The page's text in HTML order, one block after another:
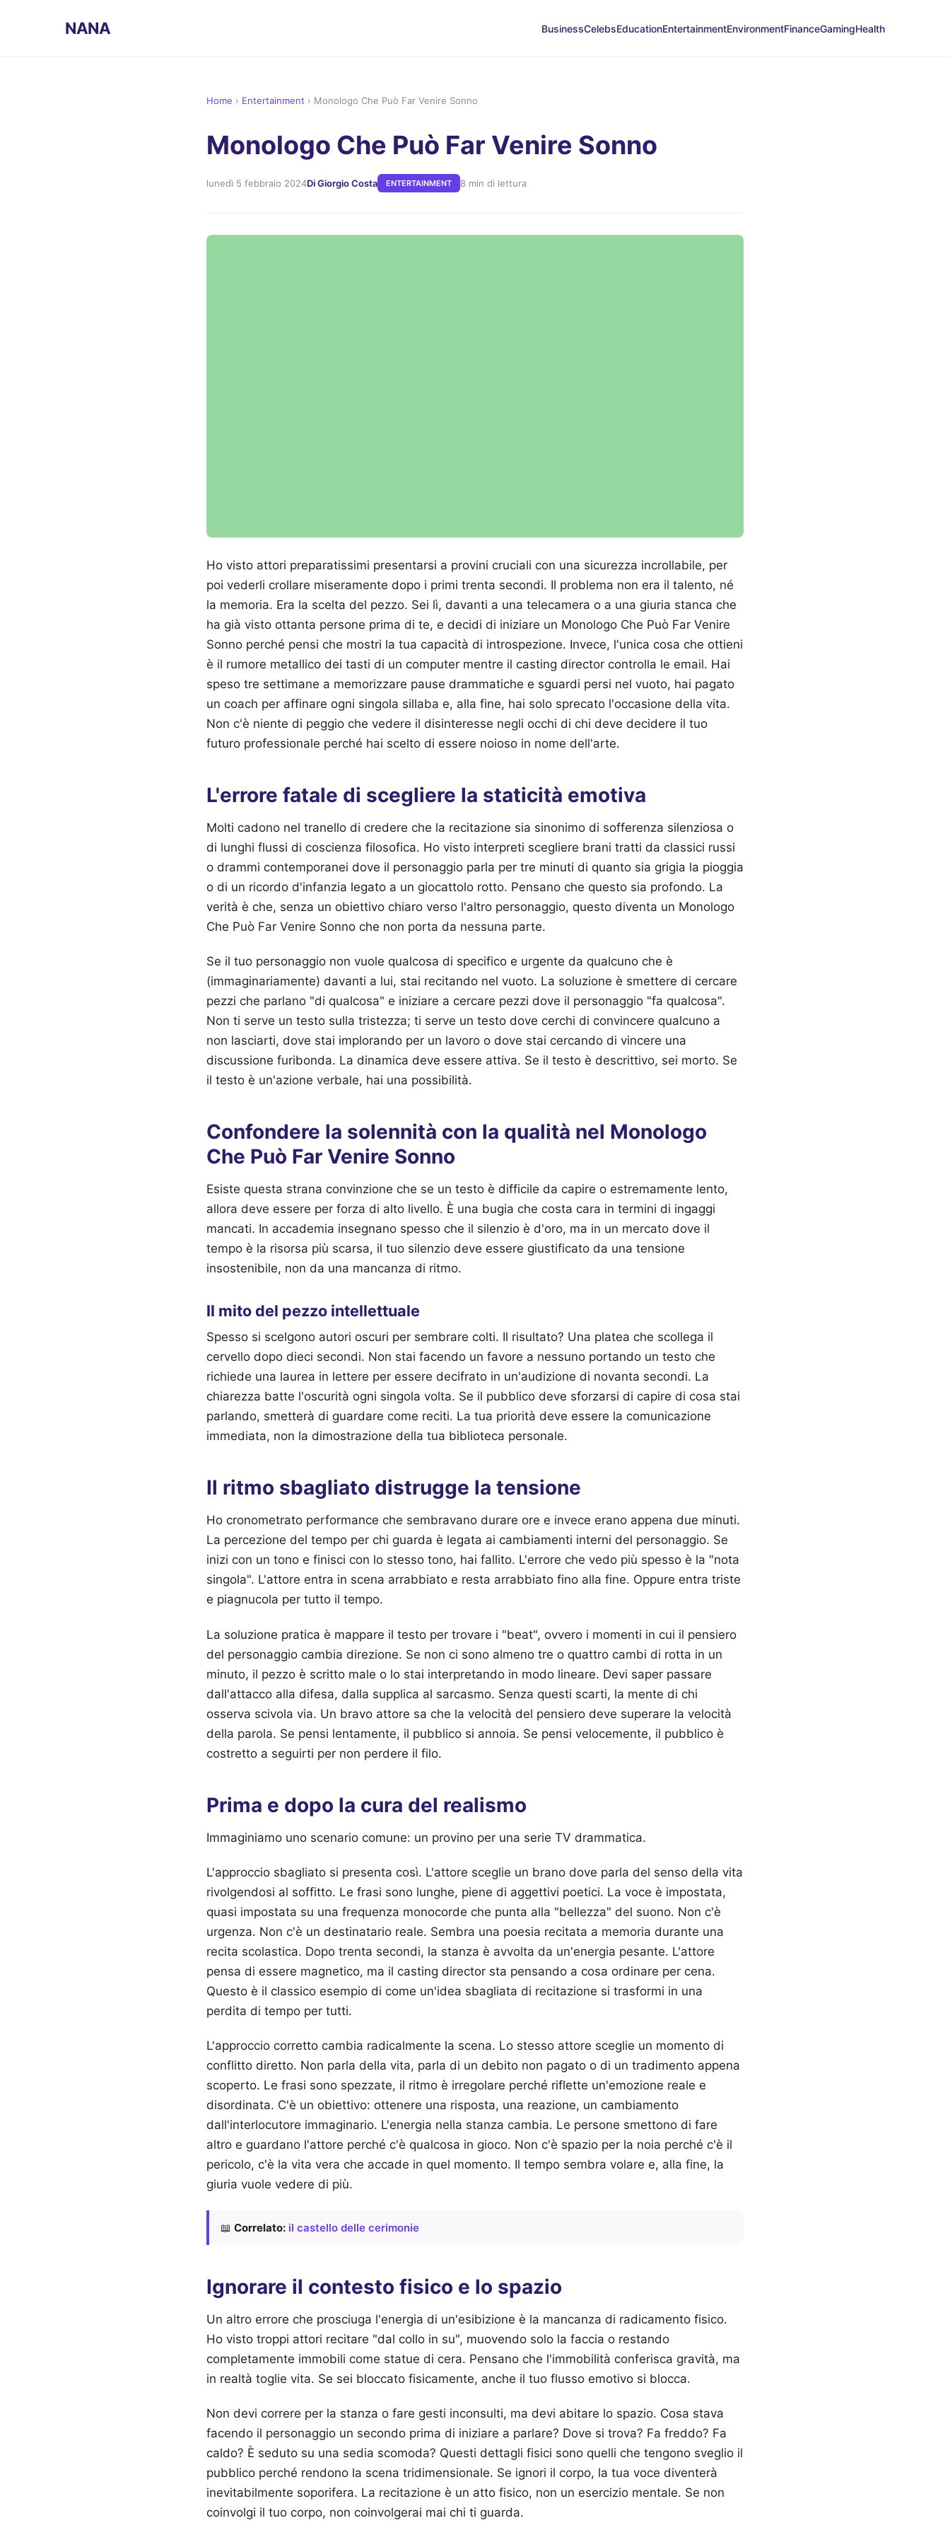
NANA BusinessCelebsEducationEntertainmentEnvironmentFinanceGamingHealth
Home › Entertainment › Monologo Che Può Far Venire Sonno
Monologo Che Può Far Venire Sonno
lunedì 5 febbraio 2024Di Giorgio Costa ENTERTAINMENT 8 min di lettura
Ho visto attori preparatissimi presentarsi a provini cruciali con una sicurezza incrollabile, per
poi vederli crollare miseramente dopo i primi trenta secondi. Il problema non era il talento, né
la memoria. Era la scelta del pezzo. Sei lì, davanti a una telecamera o a una giuria stanca che
ha già visto ottanta persone prima di te, e decidi di iniziare un Monologo Che Può Far Venire
Sonno perché pensi che mostri la tua capacità di introspezione. Invece, l'unica cosa che ottieni
è il rumore metallico dei tasti di un computer mentre il casting director controlla le email. Hai
speso tre settimane a memorizzare pause drammatiche e sguardi persi nel vuoto, hai pagato
un coach per affinare ogni singola sillaba e, alla fine, hai solo sprecato l'occasione della vita.
Non c'è niente di peggio che vedere il disinteresse negli occhi di chi deve decidere il tuo
futuro professionale perché hai scelto di essere noioso in nome dell'arte.
L'errore fatale di scegliere la staticità emotiva
Molti cadono nel tranello di credere che la recitazione sia sinonimo di sofferenza silenziosa o
di lunghi flussi di coscienza filosofica. Ho visto interpreti scegliere brani tratti da classici russi
o drammi contemporanei dove il personaggio parla per tre minuti di quanto sia grigia la pioggia
o di un ricordo d'infanzia legato a un giocattolo rotto. Pensano che questo sia profondo. La
verità è che, senza un obiettivo chiaro verso l'altro personaggio, questo diventa un Monologo
Che Può Far Venire Sonno che non porta da nessuna parte.
Se il tuo personaggio non vuole qualcosa di specifico e urgente da qualcuno che è
(immaginariamente) davanti a lui, stai recitando nel vuoto. La soluzione è smettere di cercare
pezzi che parlano "di qualcosa" e iniziare a cercare pezzi dove il personaggio "fa qualcosa".
Non ti serve un testo sulla tristezza; ti serve un testo dove cerchi di convincere qualcuno a
non lasciarti, dove stai implorando per un lavoro o dove stai cercando di vincere una
discussione furibonda. La dinamica deve essere attiva. Se il testo è descrittivo, sei morto. Se
il testo è un'azione verbale, hai una possibilità.
Confondere la solennità con la qualità nel Monologo
Che Può Far Venire Sonno
Esiste questa strana convinzione che se un testo è difficile da capire o estremamente lento,
allora deve essere per forza di alto livello. È una bugia che costa cara in termini di ingaggi
mancati. In accademia insegnano spesso che il silenzio è d'oro, ma in un mercato dove il
tempo è la risorsa più scarsa, il tuo silenzio deve essere giustificato da una tensione
insostenibile, non da una mancanza di ritmo.
Il mito del pezzo intellettuale
Spesso si scelgono autori oscuri per sembrare colti. Il risultato? Una platea che scollega il
cervello dopo dieci secondi. Non stai facendo un favore a nessuno portando un testo che
richiede una laurea in lettere per essere decifrato in un'audizione di novanta secondi. La
chiarezza batte l'oscurità ogni singola volta. Se il pubblico deve sforzarsi di capire di cosa stai
parlando, smetterà di guardare come reciti. La tua priorità deve essere la comunicazione
immediata, non la dimostrazione della tua biblioteca personale.
Il ritmo sbagliato distrugge la tensione
Ho cronometrato performance che sembravano durare ore e invece erano appena due minuti.
La percezione del tempo per chi guarda è legata ai cambiamenti interni del personaggio. Se
inizi con un tono e finisci con lo stesso tono, hai fallito. L'errore che vedo più spesso è la "nota
singola". L'attore entra in scena arrabbiato e resta arrabbiato fino alla fine. Oppure entra triste
e piagnucola per tutto il tempo.
La soluzione pratica è mappare il testo per trovare i "beat", ovvero i momenti in cui il pensiero
del personaggio cambia direzione. Se non ci sono almeno tre o quattro cambi di rotta in un
minuto, il pezzo è scritto male o lo stai interpretando in modo lineare. Devi saper passare
dall'attacco alla difesa, dalla supplica al sarcasmo. Senza questi scarti, la mente di chi
osserva scivola via. Un bravo attore sa che la velocità del pensiero deve superare la velocità
della parola. Se pensi lentamente, il pubblico si annoia. Se pensi velocemente, il pubblico è
costretto a seguirti per non perdere il filo.
Prima e dopo la cura del realismo
Immaginiamo uno scenario comune: un provino per una serie TV drammatica.
L'approccio sbagliato si presenta così. L'attore sceglie un brano dove parla del senso della vita
rivolgendosi al soffitto. Le frasi sono lunghe, piene di aggettivi poetici. La voce è impostata,
quasi impostata su una frequenza monocorde che punta alla "bellezza" del suono. Non c'è
urgenza. Non c'è un destinatario reale. Sembra una poesia recitata a memoria durante una
recita scolastica. Dopo trenta secondi, la stanza è avvolta da un'energia pesante. L'attore
pensa di essere magnetico, ma il casting director sta pensando a cosa ordinare per cena.
Questo è il classico esempio di come un'idea sbagliata di recitazione si trasformi in una
perdita di tempo per tutti.
L'approccio corretto cambia radicalmente la scena. Lo stesso attore sceglie un momento di
conflitto diretto. Non parla della vita, parla di un debito non pagato o di un tradimento appena
scoperto. Le frasi sono spezzate, il ritmo è irregolare perché riflette un'emozione reale e
disordinata. C'è un obiettivo: ottenere una risposta, una reazione, un cambiamento
dall'interlocutore immaginario. L'energia nella stanza cambia. Le persone smettono di fare
altro e guardano l'attore perché c'è qualcosa in gioco. Non c'è spazio per la noia perché c'è il
pericolo, c'è la vita vera che accade in quel momento. Il tempo sembra volare e, alla fine, la
giuria vuole vedere di più.
📖 Correlato: il castello delle cerimonie
Ignorare il contesto fisico e lo spazio
Un altro errore che prosciuga l'energia di un'esibizione è la mancanza di radicamento fisico.
Ho visto troppi attori recitare "dal collo in su", muovendo solo la faccia o restando
completamente immobili come statue di cera. Pensano che l'immobilità conferisca gravità, ma
in realtà toglie vita. Se sei bloccato fisicamente, anche il tuo flusso emotivo si blocca.
Non devi correre per la stanza o fare gesti inconsulti, ma devi abitare lo spazio. Cosa stava
facendo il personaggio un secondo prima di iniziare a parlare? Dove si trova? Fa freddo? Fa
caldo? È seduto su una sedia scomoda? Questi dettagli fisici sono quelli che tengono sveglio il
pubblico perché rendono la scena tridimensionale. Se ignori il corpo, la tua voce diventerà
inevitabilmente soporifera. La recitazione è un atto fisico, non un esercizio mentale. Se non
coinvolgi il tuo corpo, non coinvolgerai mai chi ti guarda.